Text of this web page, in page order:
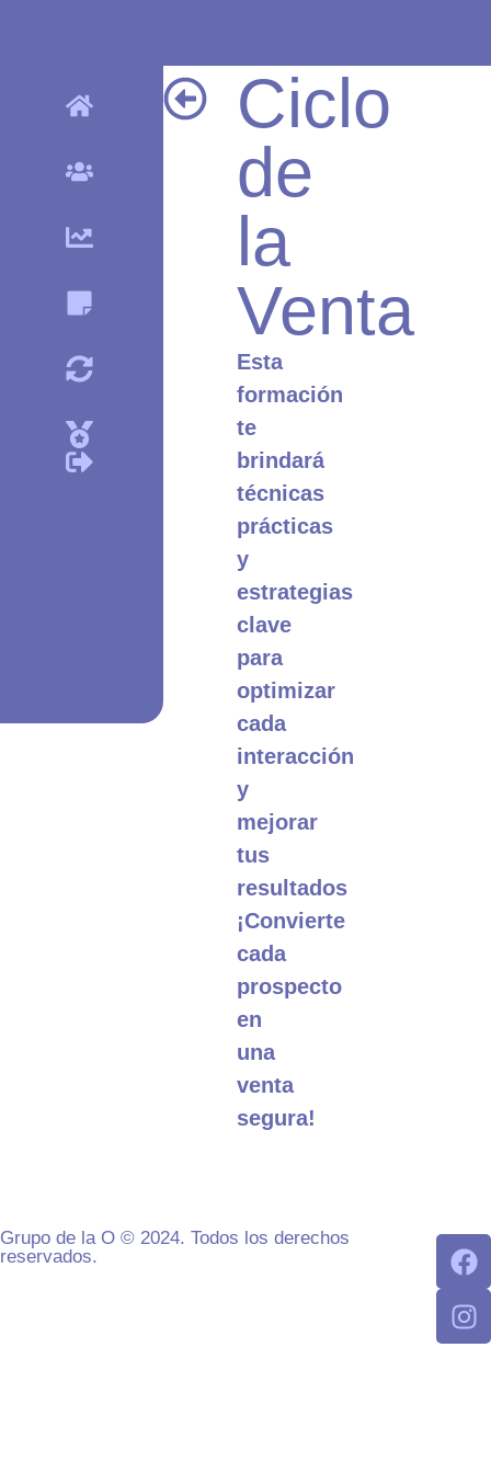
Ciclo
de
la
Venta
Esta
formación
te
brindará
técnicas
prácticas
y
estrategias
clave
para
optimizar
cada
interacción
y
mejorar
tus
resultados
¡Convierte
cada
prospecto
en
una
venta
segura!
Grupo de la O © 2024. Todos los derechos
reservados.